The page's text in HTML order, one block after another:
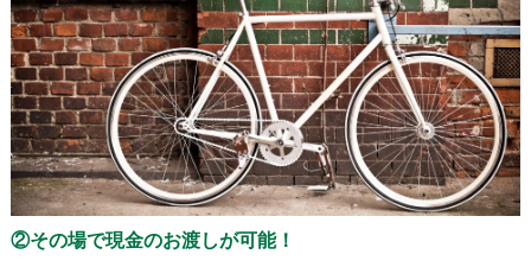
②その場で現金のお渡しが可能！